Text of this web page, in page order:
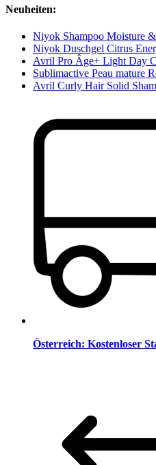
Neuheiten:
Niyok Shampoo Moisture
Niyok Duschgel Citrus
Avril Pro Âge+ Light Day
Sublimactive Peau mature
Avril Curly Hair Solid
Österreich: Kostenloser